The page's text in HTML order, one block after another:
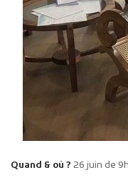
Quand & où ? 26 juin de